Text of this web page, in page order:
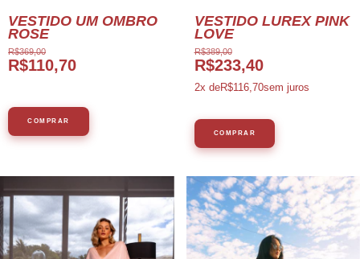
VESTIDO UM OMBRO
ROSE
R$369,00
R$110,70
COMPRAR
VESTIDO LUREX PINK
LOVE
R$389,00
R$233,40
2x deR$116,70sem juros
COMPRAR